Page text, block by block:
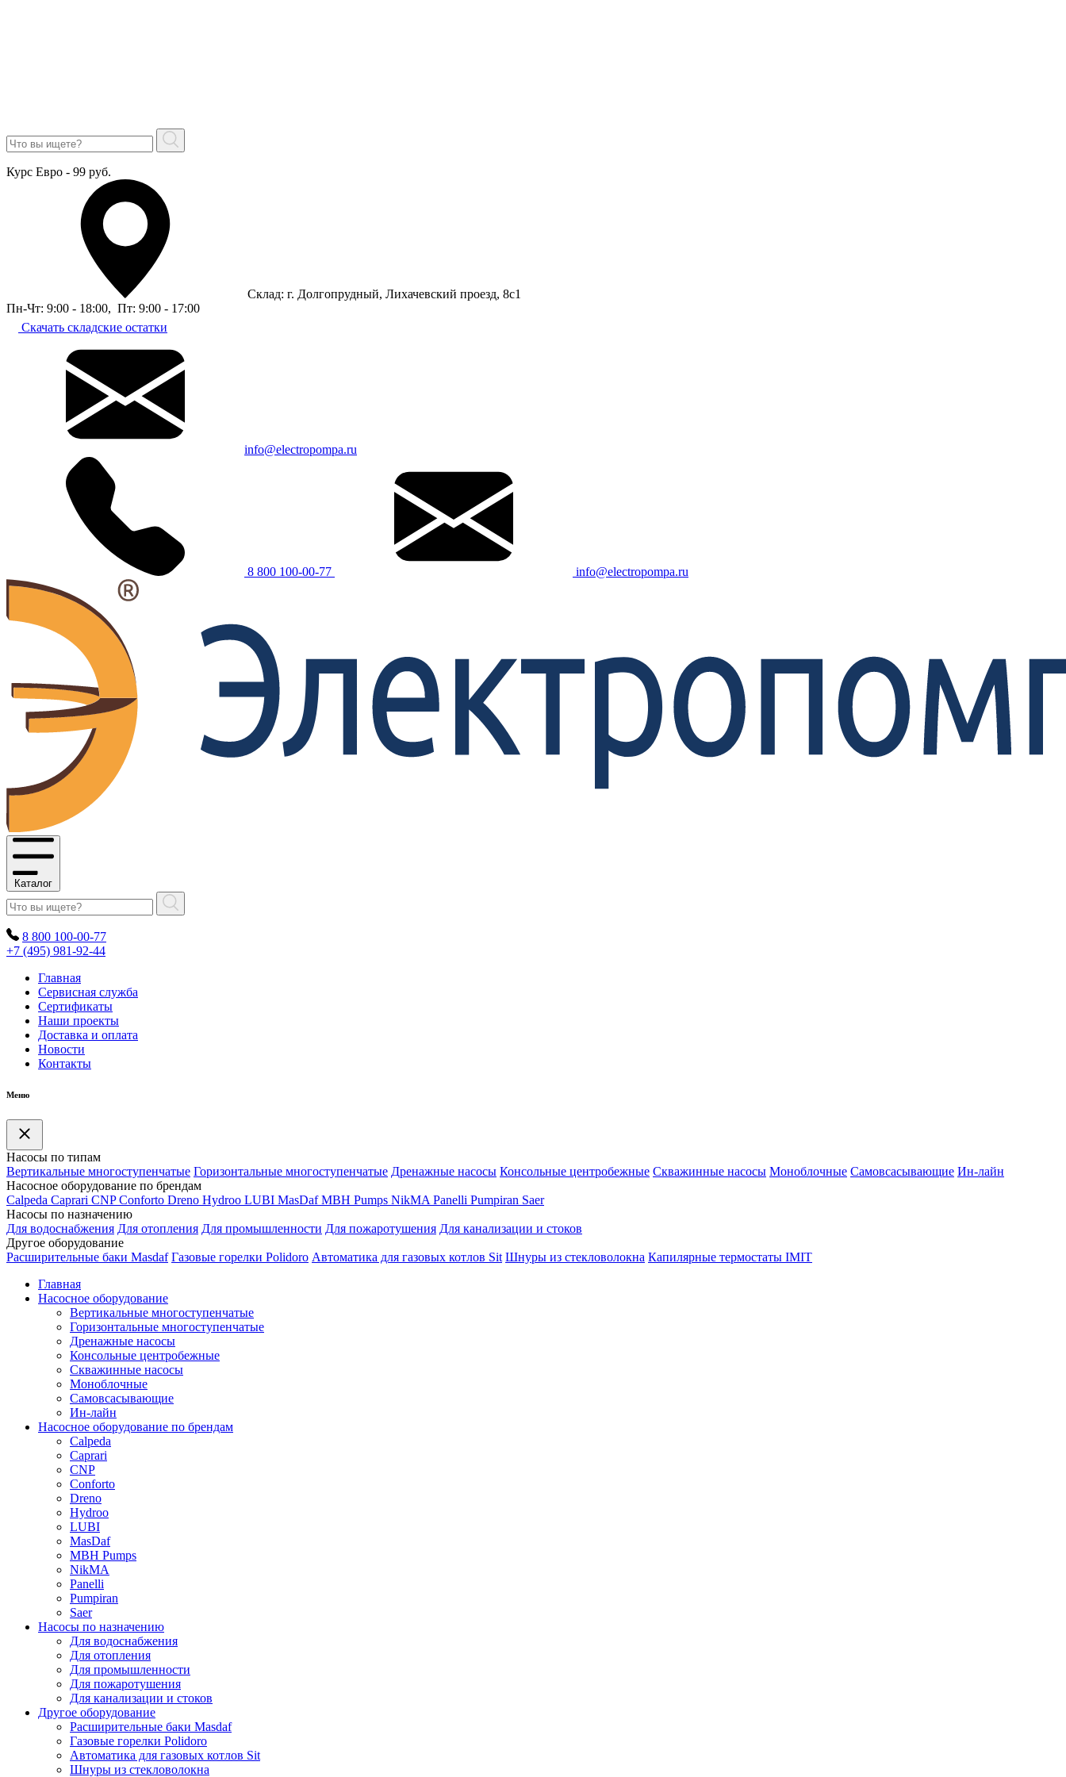
Курс Евро - 99 руб.
Склад: г. Долгопрудный, Лихачевский проезд, 8c1
Пн-Чт: 9:00 - 18:00, Пт: 9:00 - 17:00
Скачать складские остатки
info@electropompa.ru
8 800 100-00-77 info@electropompa.ru
Каталог
8 800 100-00-77
+7 (495) 981-92-44
Главная
Сервисная служба
Сертификаты
Наши проекты
Доставка и оплата
Новости
Контакты
Меню
Насосы по типам
Вертикальные многоступенчатые Горизонтальные многоступенчатые Дренажные насосы Консольные центробежные Скважинные насосы Моноблочные Самовсасывающие Ин-лайн
Насосное оборудование по брендам
Calpeda Caprari CNP Conforto Dreno Hydroo LUBI MasDaf MBH Pumps NikMA Panelli Pumpiran Saer
Насосы по назначению
Для водоснабжения Для отопления Для промышленности Для пожаротушения Для канализации и стоков
Другое оборудование
Расширительные баки Masdaf Газовые горелки Polidoro Автоматика для газовых котлов Sit Шнуры из стекловолокна Капилярные термостаты IMIT
Главная
Насосное оборудование
Вертикальные многоступенчатые
Горизонтальные многоступенчатые
Дренажные насосы
Консольные центробежные
Скважинные насосы
Моноблочные
Самовсасывающие
Ин-лайн
Насосное оборудование по брендам
Calpeda
Caprari
CNP
Conforto
Dreno
Hydroo
LUBI
MasDaf
MBH Pumps
NikMA
Panelli
Pumpiran
Saer
Насосы по назначению
Для водоснабжения
Для отопления
Для промышленности
Для пожаротушения
Для канализации и стоков
Другое оборудование
Расширительные баки Masdaf
Газовые горелки Polidoro
Автоматика для газовых котлов Sit
Шнуры из стекловолокна